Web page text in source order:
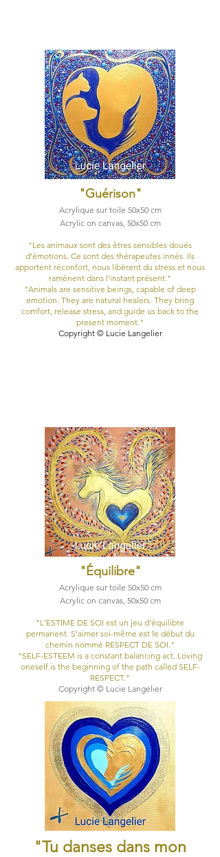
"Guérison"
Acrylique sur toile 50x50 cm
Acrylic on canvas, 50x50 cm
"Les animaux sont des êtres sensibles doués
d'émotions. Ce sont des thérapeutes innés. Ils
apportent réconfort, nous libèrent du stress et nous
ramènent dans l'instant présent."
"Animals are sensitive beings, capable of deep
emotion. They are natural healers. They bring
comfort, release stress, and guide us back to the
present moment."
Copyright © Lucie Langelier
"Équilibre"
Acrylique sur toile 50x50 cm
Acrylic on canvas, 50x50 cm
"L'ESTIME DE SOI est un jeu d'équilibre
permanent. S'aimer soi-même est le début du
chemin nommé RESPECT DE SOI."
"SELF-ESTEEM is a constant balancing act. Loving
oneself is the beginning of the path called SELF-
RESPECT."
Copyright © Lucie Langelier
"Tu danses dans mon